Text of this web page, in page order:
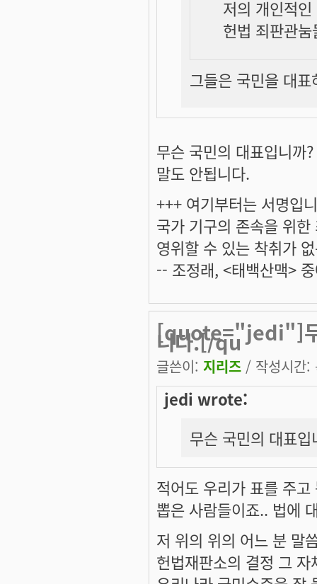
저의 개인적
헌법 죄판관
그들은 국민을 대
무슨 국민의 대표입니까?
말도 안됩니다.
+++ 여기부터는 서명입
국가 기구의 존속을 위
영위할 수 있는 착취가
-- 조정래, <태백산맥>
[quote="jedi"]무
니다.[/qu
글쓴이: 지리즈 / 작성시간
jedi wrote:
무슨 국민의 대표
적어도 우리가 표를 주
뽑은 사람들이죠.. 법에
저 위의 위의 어느 분 말
헌법재판소의 결정 그 자